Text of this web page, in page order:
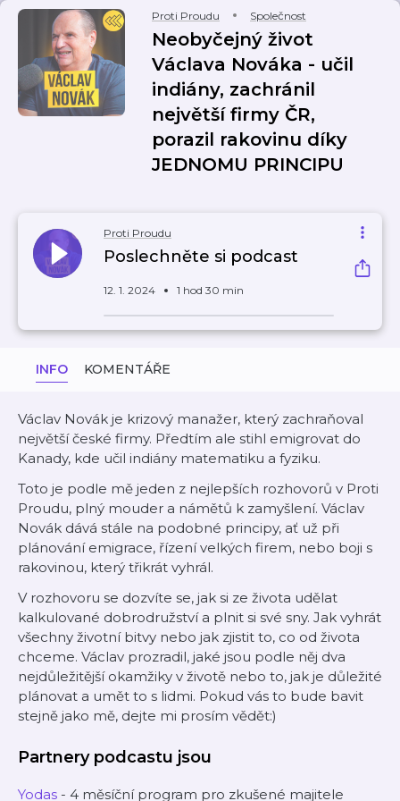
Proti Proudu Společnost
Neobyčejný život
Václava Nováka - učil
indiány, zachránil
největší firmy ČR,
porazil rakovinu díky
JEDNOMU PRINCIPU
Proti Proudu
Poslechněte si podcast
12. 1. 2024 1 hod 30 min
INFO KOMENTÁŘE
Václav Novák je krizový manažer, který zachraňoval
největší české firmy. Předtím ale stihl emigrovat do
Kanady, kde učil indiány matematiku a fyziku.
Toto je podle mě jeden z nejlepších rozhovorů v Proti
Proudu, plný mouder a námětů k zamyšlení. Václav
Novák dává stále na podobné principy, ať už při
plánování emigrace, řízení velkých firem, nebo boji s
rakovinou, který třikrát vyhrál.
V rozhovoru se dozvíte se, jak si ze života udělat
kalkulované dobrodružství a plnit si své sny. Jak vyhrát
všechny životní bitvy nebo jak zjistit to, co od života
chceme. Václav prozradil, jaké jsou podle něj dva
nejdůležitější okamžiky v životě nebo to, jak je důležité
plánovat a umět to s lidmi. Pokud vás to bude bavit
stejně jako mě, dejte mi prosím vědět:)
Partnery podcastu jsou
Yodas - 4 měsíční program pro zkušené majitele